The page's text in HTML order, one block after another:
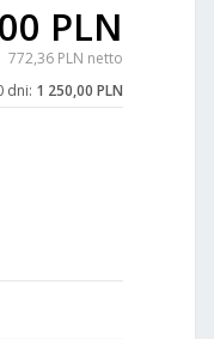
PLN
772,36 PLN netto
dni: 1 250,00 PLN